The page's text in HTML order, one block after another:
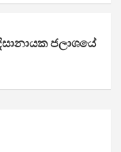
ජලාශයේ